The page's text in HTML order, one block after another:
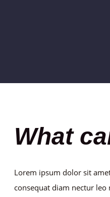
What
Lorem ipsum dolor sit
consequat diam nectur